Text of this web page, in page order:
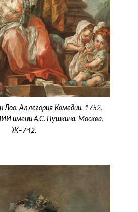
Лоо. Аллегория Комедии. 1752.
имени А.С. Пушкина, Москва.
Ж–742.